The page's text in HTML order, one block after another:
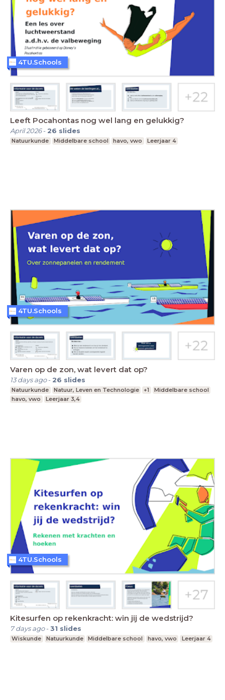
Leeft Pocahontas nog wel lang en gelukkig?
April 2026- 26 slides
Natuurkunde Middelbare school havo, vwo Leerjaar 4
4TU.Schools
Varen op de zon, wat levert dat op?
13 days ago- 26 slides
Natuurkunde Natuur, Leven en Technologie +1
Middelbare school
havo, vwo
Leerjaar 3,4
4TU.Schools
Kitesurfen op rekenkracht: win jij de wedstrijd?
7 days ago-31 slides
Wiskunde Natuurkunde Middelbare school havo, vwo Leerjaar 4
4TU.Schools